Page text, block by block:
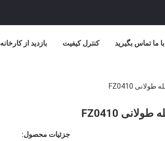
بازدید از کارخانه کنترل کیفیت با ما تماس بگیرید
جزئیات محصول: